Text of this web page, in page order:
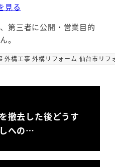
見る
第三者に公開・営業目的
。
外構工事 外構リフォーム 仙台市リフ
撤去した後どうす
への…